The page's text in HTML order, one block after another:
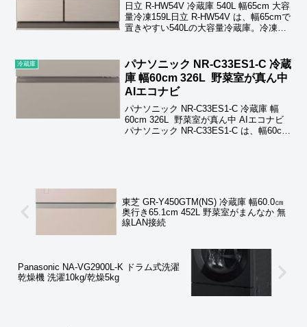
日立 R-HW54V 冷蔵庫 540L 幅65cm 大容
量冷凍159L日立 R‑HW54V は、幅65cmで
置きやすい540Lの大容量冷蔵庫。冷凍室
チルド保存で...
冷蔵庫
パナソニック NR-C33ES1-C 冷蔵
庫 幅60cm 326L 野菜室が真ん中
AIエコナビ
パナソニック NR-C33ES1-C 冷蔵庫 幅
60cm 326L 野菜室が真ん中 AIエコナビ
パナソニック NR‑C33ES1‑C は、幅60cm
東芝 GR-Y450GTM(NS) 冷蔵庫 幅60.0㎝
奥行き65.1cm 452L 野菜室がまんなか 無
線LAN接続
Panasonic NA-VG2900L-K ドラム式洗濯
乾燥機 洗濯10kg/乾燥5kg